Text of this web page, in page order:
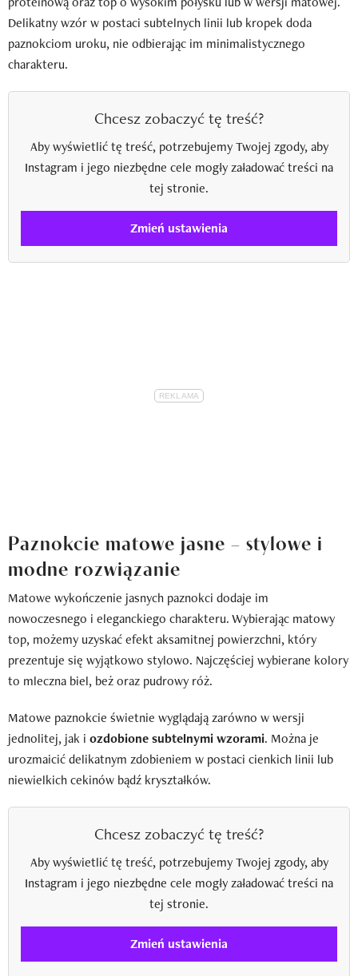
Delikatny wzór w postaci subtelnych linii lub kropek doda
paznokciom uroku, nie odbierając im minimalistycznego
charakteru.
Chcesz zobaczyć tę treść?
Aby wyświetlić tę treść, potrzebujemy Twojej zgody, aby
Instagram i jego niezbędne cele mogły załadować treści na
tej stronie.
Zmień ustawienia
Paznokcie matowe jasne – stylowe i
modne rozwiązanie
Matowe wykończenie jasnych paznokci dodaje im
nowoczesnego i eleganckiego charakteru. Wybierając matowy
top, możemy uzyskać efekt aksamitnej powierzchni, który
prezentuje się wyjątkowo stylowo. Najczęściej wybierane kolory
to mleczna biel, beż oraz pudrowy róż.
Matowe paznokcie świetnie wyglądają zarówno w wersji
jednolitej, jak i ozdobione subtelnymi wzorami. Można je
urozmaicić delikatnym zdobieniem w postaci cienkich linii lub
niewielkich cekinów bądź kryształków.
Chcesz zobaczyć tę treść?
Aby wyświetlić tę treść, potrzebujemy Twojej zgody, aby
Instagram i jego niezbędne cele mogły załadować treści na
tej stronie.
Zmień ustawienia